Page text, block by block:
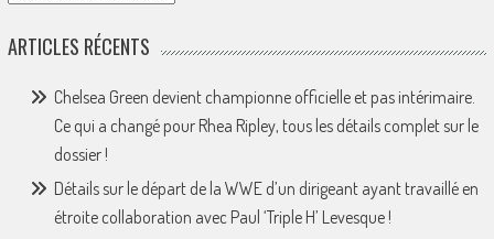
ARTICLES RÉCENTS
Chelsea Green devient championne officielle et pas intérimaire.
Ce qui a changé pour Rhea Ripley, tous les détails complet sur le
dossier !
Détails sur le départ de la WWE d’un dirigeant ayant travaillé en
étroite collaboration avec Paul ‘Triple H’ Levesque !